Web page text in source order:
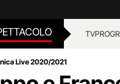
TV
Live 2020/2021